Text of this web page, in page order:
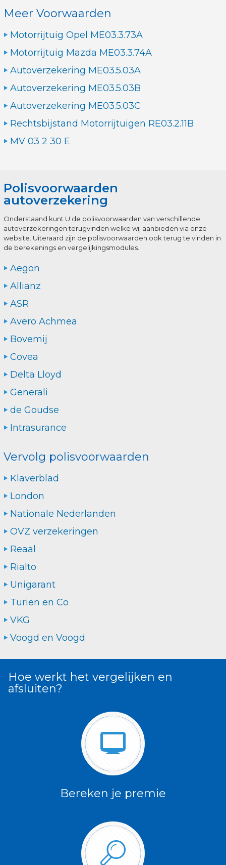
Meer Voorwaarden
Motorrijtuig Opel ME03.3.73A
Motorrijtuig Mazda ME03.3.74A
Autoverzekering ME03.5.03A
Autoverzekering ME03.5.03B
Autoverzekering ME03.5.03C
Rechtsbijstand Motorrijtuigen RE03.2.11B
MV 03 2 30 E
Polisvoorwaarden
autoverzekering
Onderstaand kunt U de polisvoorwaarden van verschillende
autoverzekeringen terugvinden welke wij aanbieden via onze
website. Uiteraard zijn de polisvoorwaarden ook terug te vinden in
de berekenings en vergelijkingsmodules.
Aegon
Allianz
ASR
Avero Achmea
Bovemij
Covea
Delta Lloyd
Generali
de Goudse
Intrasurance
Vervolg polisvoorwaarden
Klaverblad
London
Nationale Nederlanden
OVZ verzekeringen
Reaal
Rialto
Unigarant
Turien en Co
VKG
Voogd en Voogd
Hoe werkt het vergelijken en
afsluiten?
Bereken je premie